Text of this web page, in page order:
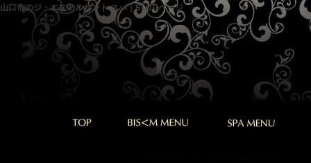
山口市のジ・エステルセント スパ｜BLOGページ